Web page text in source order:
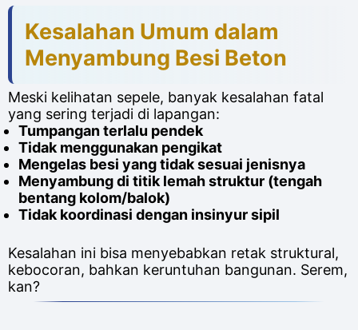
Kesalahan Umum dalam
Menyambung Besi Beton
Meski kelihatan sepele, banyak kesalahan fatal
yang sering terjadi di lapangan:
Tumpangan terlalu pendek
Tidak menggunakan pengikat
Mengelas besi yang tidak sesuai jenisnya
Menyambung di titik lemah struktur (tengah
bentang kolom/balok)
Tidak koordinasi dengan insinyur sipil
Kesalahan ini bisa menyebabkan retak struktural,
kebocoran, bahkan keruntuhan bangunan. Serem,
kan?